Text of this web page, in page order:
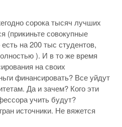
сорока тысяч лучших
(прикиньте совокупные
на 200 тыс студентов,
). И в то же время
на своих
финансировать? Все уйдут
Да и зачем? Кого эти
учить будут?
источники. Не вяжется